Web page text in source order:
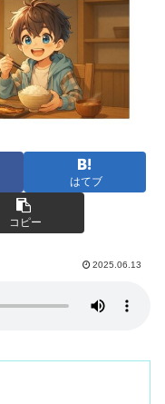
はてブ
コピー
2025.06.13